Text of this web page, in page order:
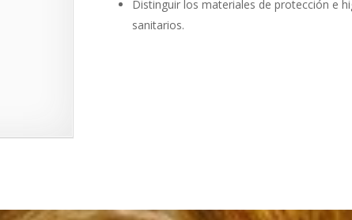
Distinguir los materiales de protección e
sanitarios.